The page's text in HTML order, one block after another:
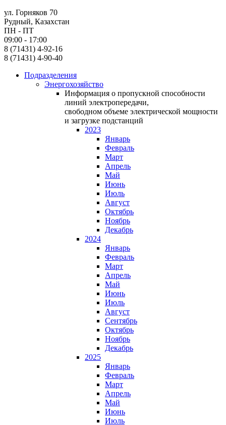
ул. Горняков 70
Рудный, Казахстан
ПН - ПТ
09:00 - 17:00
8 (71431) 4-92-16
8 (71431) 4-90-40
Подразделения
Энергохозяйство
Информация о пропускной способности
линий электропередачи,
свободном объеме электрической мощности
и загрузке подстанций
2023
Январь
Февраль
Март
Апрель
Май
Июнь
Июль
Август
Октябрь
Ноябрь
Декабрь
2024
Январь
Февраль
Март
Апрель
Май
Июнь
Июль
Август
Сентябрь
Октябрь
Ноябрь
Декабрь
2025
Январь
Февраль
Март
Апрель
Май
Июнь
Июль